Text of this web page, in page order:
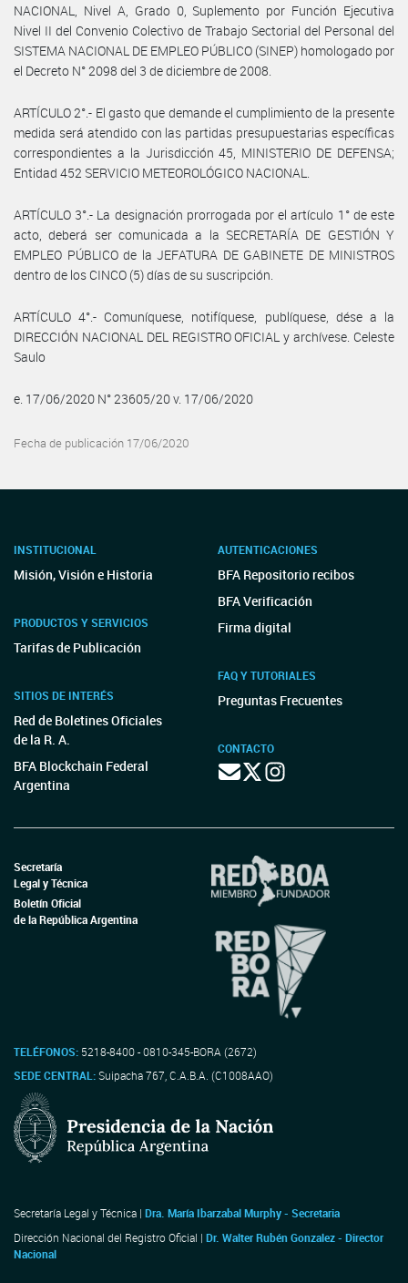
NACIONAL, Nivel A, Grado 0, Suplemento por Función Ejecutiva
Nivel II del Convenio Colectivo de Trabajo Sectorial del Personal del
SISTEMA NACIONAL DE EMPLEO PÚBLICO (SINEP) homologado por
el Decreto N° 2098 del 3 de diciembre de 2008.
ARTÍCULO 2°.- El gasto que demande el cumplimiento de la presente
medida será atendido con las partidas presupuestarias específicas
correspondientes a la Jurisdicción 45, MINISTERIO DE DEFENSA;
Entidad 452 SERVICIO METEOROLÓGICO NACIONAL.
ARTÍCULO 3°.- La designación prorrogada por el artículo 1° de este
acto, deberá ser comunicada a la SECRETARÍA DE GESTIÓN Y
EMPLEO PÚBLICO de la JEFATURA DE GABINETE DE MINISTROS
dentro de los CINCO (5) días de su suscripción.
ARTÍCULO 4°.- Comuníquese, notifíquese, publíquese, dése a la
DIRECCIÓN NACIONAL DEL REGISTRO OFICIAL y archívese. Celeste
Saulo
e. 17/06/2020 N° 23605/20 v. 17/06/2020
Fecha de publicación 17/06/2020
INSTITUCIONAL
Misión, Visión e Historia
PRODUCTOS Y SERVICIOS
Tarifas de Publicación
SITIOS DE INTERÉS
Red de Boletines Oficiales
de la R. A.
BFA Blockchain Federal
Argentina
AUTENTICACIONES
BFA Repositorio recibos
BFA Verificación
Firma digital
FAQ Y TUTORIALES
Preguntas Frecuentes
CONTACTO
Secretaría
Legal y Técnica
Boletín Oficial
de la República Argentina
TELÉFONOS: 5218-8400 - 0810-345-BORA (2672)
SEDE CENTRAL:Suipacha 767, C.A.B.A. (C1008AAO)
Secretaría Legal y Técnica | Dra. María Ibarzabal Murphy - Secretaria
Dirección Nacional del Registro Oficial | Dr. Walter Rubén Gonzalez - Director
Nacional